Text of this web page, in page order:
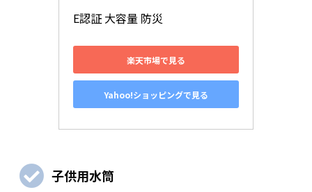
E認証 大容量 防災
楽天市場で見る
Yahoo!ショッピングで見る
子供用水筒